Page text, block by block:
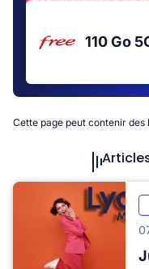
110 Go
Cette page peut contenir des